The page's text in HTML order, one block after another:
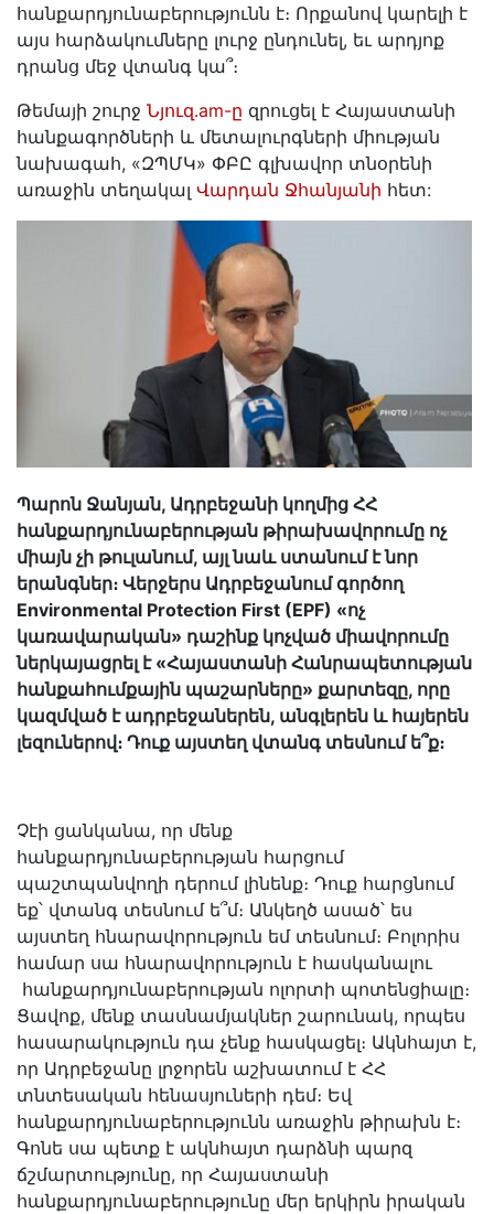
հանքարդյունաբերությունն է։ Որքանով կարելի է
այս հարձակումները լուրջ ընդունել, եւ արդյոք
դրանց մեջ վտանգ կա՞։
Թեմայի շուրջ Նյուզ․am-ը զրուցել է Հայաստանի
հանքագործների և մետալուրգների միության
նախագահ, «ԶՊՄԿ» ՓԲԸ գլխավոր տնօրենի
առաջին տեղակալ Վարդան Ջհանյանի հետ:
Պարոն Ջանյան, Ադրբեջանի կողմից ՀՀ
հանքարդյունաբերության թիրախավորումը ոչ
միայն չի թուլանում, այլ նաև ստանում է նոր
երանգներ։ Վերջերս Ադրբեջանում գործող
Environmental Protection First (EPF) «ոչ
կառավարական» դաշինք կոչված միավորումը
ներկայացրել է «Հայաստանի Հանրապետության
հանքահումքային պաշարները» քարտեզը, որը
կազմված է ադրբեջաներեն, անգլերեն և հայերեն
լեզուներով։ Դուք այստեղ վտանգ տեսնում ե՞ք։
Չէի ցանկանա, որ մենք
հանքարդյունաբերության հարցում
պաշտպանվողի դերում լինենք։ Դուք հարցնում
եք՝ վտանգ տեսնում ե՞մ։ Անկեղծ ասած՝ ես
այստեղ հնարավորություն եմ տեսնում։ Բոլորիս
համար սա հնարավորություն է հասկանալու
հանքարդյունաբերության ոլորտի պոտենցիալը։
Ցավոք, մենք տասնամյակներ շարունակ, որպես
հասարակություն դա չենք հասկացել։ Ակնհայտ է,
որ Ադրբեջանը լրջորեն աշխատում է ՀՀ
տնտեսական հենասյուների դեմ։ Եվ
հանքարդյունաբերությունն առաջին թիրախն է։
Գոնե սա պետք է ակնհայտ դարձնի պարզ
ճշմարտությունը, որ Հայաստանի
հանքարդյունաբերությունը մեր երկիրն իրական